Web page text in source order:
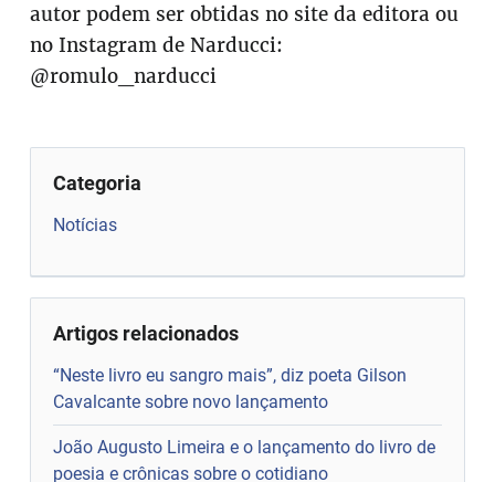
autor podem ser obtidas no site da editora ou
no Instagram de Narducci:
@romulo_narducci
Categoria
Notícias
Artigos relacionados
“Neste livro eu sangro mais”, diz poeta Gilson
Cavalcante sobre novo lançamento
João Augusto Limeira e o lançamento do livro de
poesia e crônicas sobre o cotidiano